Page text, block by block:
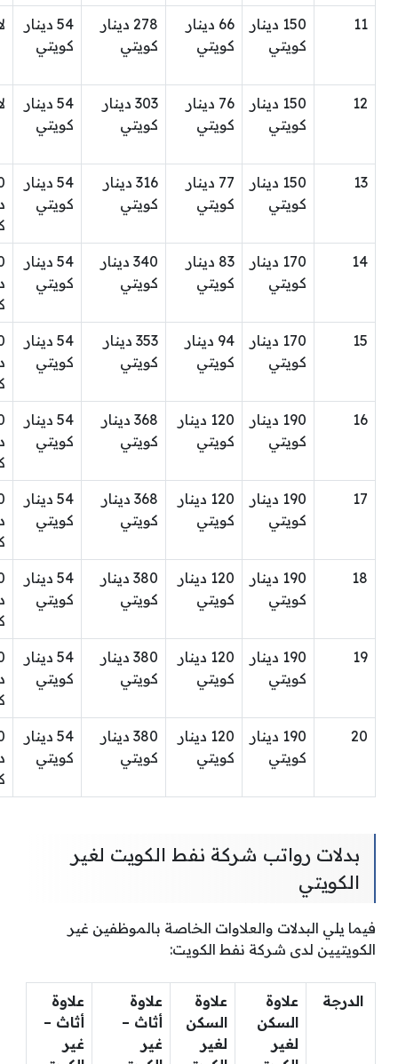
11
150 دينار
كويتي
66 دينار
كويتي
278 دينار
كويتي
54 دينار
كويتي
12
150 دينار
كويتي
76 دينار
كويتي
303 دينار
كويتي
54 دينار
كويتي
13
150 دينار
كويتي
77 دينار
كويتي
316 دينار
كويتي
54 دينار
كويتي
14
170 دينار
كويتي
83 دينار
كويتي
340 دينار
كويتي
54 دينار
كويتي
15
170 دينار
كويتي
94 دينار
كويتي
353 دينار
كويتي
54 دينار
كويتي
16
190 دينار
كويتي
120 دينار
كويتي
368 دينار
كويتي
54 دينار
كويتي
17
190 دينار
كويتي
120 دينار
كويتي
368 دينار
كويتي
54 دينار
كويتي
18
190 دينار
كويتي
120 دينار
كويتي
380 دينار
كويتي
54 دينار
كويتي
19
190 دينار
كويتي
120 دينار
كويتي
380 دينار
كويتي
54 دينار
كويتي
20
190 دينار
كويتي
120 دينار
كويتي
380 دينار
كويتي
54 دينار
كويتي
بدلات رواتب شركة نفط الكويت لغير
الكويتي
فيما يلي البدلات والعلاوات الخاصة بالموظفين غير
الكويتيين لدى شركة نفط الكويت:
الدرجة
علاوة
السكن
لغير
علاوة
السكن
لغير
علاوة
أثاث –
غير
علاوة
أثاث –
غير